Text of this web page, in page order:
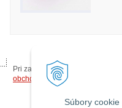
Súbory
Pri zaslaní tovaru mimo územia
obchodných podmienok
. O